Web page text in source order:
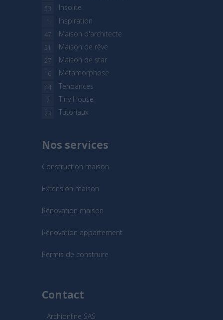
Insolite
53
Inspiration
1
Maison d'architecte
47
Maison de rêve
51
Maison de star
27
Métamorphose
16
Tendances
44
Tiny House
7
Tutoriaux
23
Nos services
Construction maison
Extension maison
Rénovation maison
Rénovation appartement
Permis de construire
Contact
Archionline SAS